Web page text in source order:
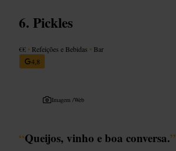
Pickles
€€ • Refeições e Bebidas • Bar
4,8
Imagem /Web
“Queijos, vinho e boa conversa.”